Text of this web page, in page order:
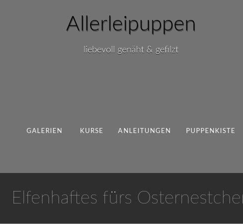
Allerleipuppen
liebevoll genäht & gefilzt
GALERIEN KURSE ANLEITUNGEN PUPPENKISTE
Elfenhaftes fürs